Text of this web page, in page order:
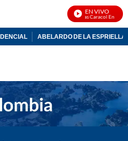
EN VIVO
Noticias Caracol En Vivo
ABELARDO DE LA ESPRIELLA